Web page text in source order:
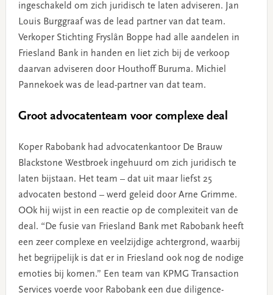
ingeschakeld om zich juridisch te laten adviseren. Jan
Louis Burggraaf was de lead partner van dat team.
Verkoper Stichting Fryslân Boppe had alle aandelen in
Friesland Bank in handen en liet zich bij de verkoop
daarvan adviseren door Houthoff Buruma. Michiel
Pannekoek was de lead-partner van dat team.
Groot advocatenteam voor complexe deal
Koper Rabobank had advocatenkantoor De Brauw
Blackstone Westbroek ingehuurd om zich juridisch te
laten bijstaan. Het team – dat uit maar liefst 25
advocaten bestond – werd geleid door Arne Grimme.
OOk hij wijst in een reactie op de complexiteit van de
deal. “De fusie van Friesland Bank met Rabobank heeft
een zeer complexe en veelzijdige achtergrond, waarbij
het begrijpelijk is dat er in Friesland ook nog de nodige
emoties bij komen.” Een team van KPMG Transaction
Services voerde voor Rabobank een due diligence-